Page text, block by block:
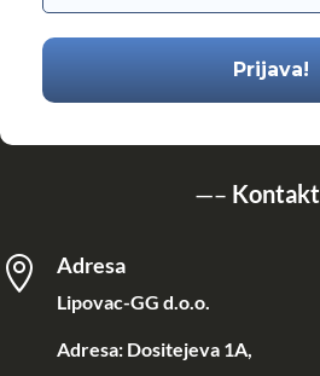
—– Kontakt
 Adresa
Lipovac-GG d.o.o.
Adresa: Dositejeva 1A,